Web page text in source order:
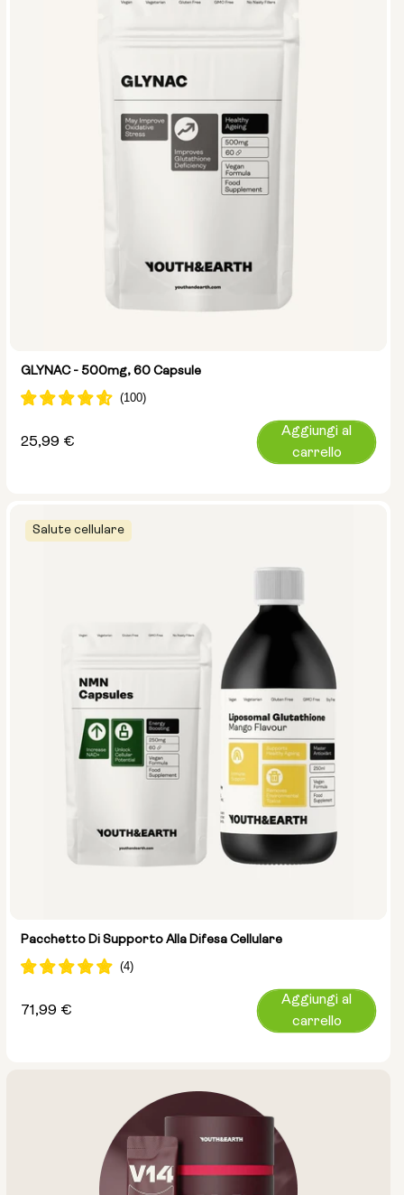
GLYNAC - 500mg, 60 Capsule
Prezzo
25,99 €
Aggiungi al
carrello
Salute cellulare
Pacchetto Di Supporto Alla Difesa Cellulare
Prezzo
71,99 €
Aggiungi al
carrello